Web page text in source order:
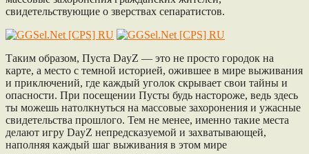
свидетельствующие о зверствах сепаратистов.
Таким образом, Пуста DayZ — это не просто городок на
карте, а место с темной историей, ожившее в мире выживания
и приключений, где каждый уголок скрывает свои тайны и
опасности. При посещении Пусты будь настороже, ведь здесь
ты можешь натолкнуться на массовые захоронения и ужасные
свидетельства прошлого. Тем не менее, именно такие места
делают игру DayZ непредсказуемой и захватывающей,
наполняя каждый шаг выживания в этом мире